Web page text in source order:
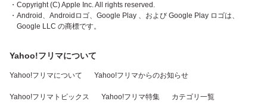
・Copyright (C) Apple Inc. All rights reserved.
・Android、Androidロゴ、Google Play 、および Google Play ロゴは、
Google LLC の商標です。
Yahoo!フリマについて
Yahoo!フリマについて Yahoo!フリマからのお知らせ
Yahoo!フリマトピックス Yahoo!フリマ特集 カテゴリ一覧